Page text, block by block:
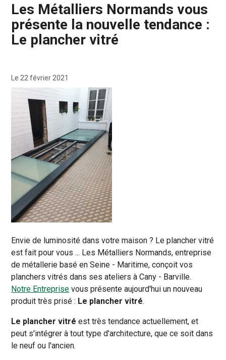
Les Métalliers Normands vous
présente la nouvelle tendance :
Le plancher vitré
Le 22 février 2021
Envie de luminosité dans votre maison ? Le plancher vitré
est fait pour vous ... Les Métalliers Normands, entreprise
de métallerie basé en Seine - Maritime, conçoit vos
planchers vitrés dans ses ateliers à Cany - Barville.
Notre Entreprise vous présente aujourd'hui un nouveau
produit très prisé : Le plancher vitré.
Le plancher vitré est très tendance actuellement, et
peut s'intégrer à tout type d'architecture, que ce soit dans
le neuf ou l'ancien.